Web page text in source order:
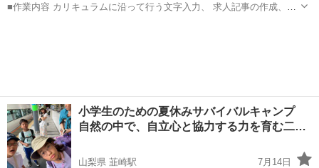
■作業内容 カリキュラムに沿って行う文字入力、 求人記事の作成、お
小学生のための夏休みサバイバルキャンプ
自然の中で、自立心と協力する力を育む二…
山梨県 韮崎駅
7月14日